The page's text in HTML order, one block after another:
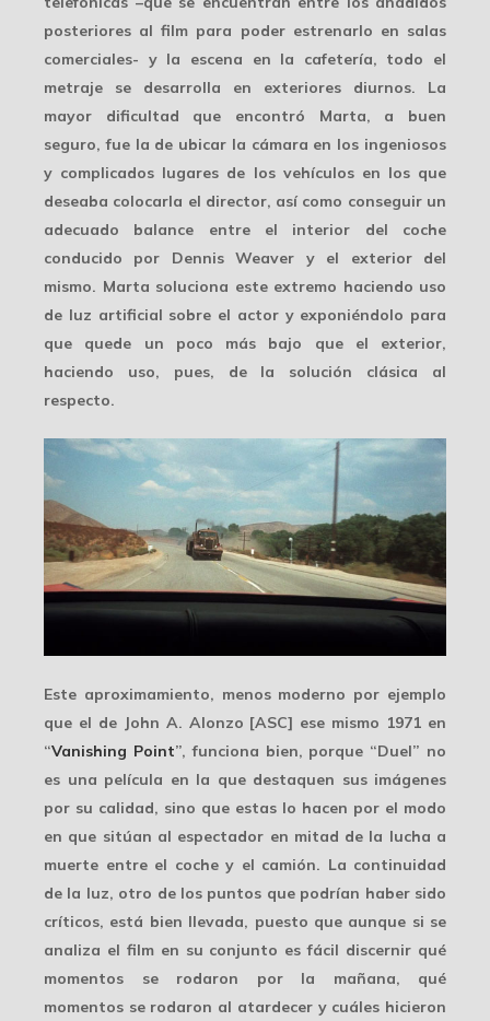
posteriores al film para poder estrenarlo en salas
comerciales- y la escena en la cafetería, todo el
metraje se desarrolla en exteriores diurnos. La
mayor dificultad que encontró Marta, a buen
seguro, fue la de ubicar la cámara en los ingeniosos
y complicados lugares de los vehículos en los que
deseaba colocarla el director, así como conseguir un
adecuado balance entre el interior del coche
conducido por Dennis Weaver y el exterior del
mismo. Marta soluciona este extremo haciendo uso
de luz artificial sobre el actor y exponiéndolo para
que quede un poco más bajo que el exterior,
haciendo uso, pues, de la solución clásica al
respecto.
Este aproximamiento, menos moderno por ejemplo
que el de John A. Alonzo [ASC] ese mismo 1971 en
“Vanishing Point”, funciona bien, porque “Duel” no
es una película en la que destaquen sus imágenes
por su calidad, sino que estas lo hacen por el modo
en que sitúan al espectador en mitad de la lucha a
muerte entre el coche y el camión. La continuidad
de la luz, otro de los puntos que podrían haber sido
críticos, está bien llevada, puesto que aunque si se
analiza el film en su conjunto es fácil discernir qué
momentos se rodaron por la mañana, qué
momentos se rodaron al atardecer y cuáles hicieron